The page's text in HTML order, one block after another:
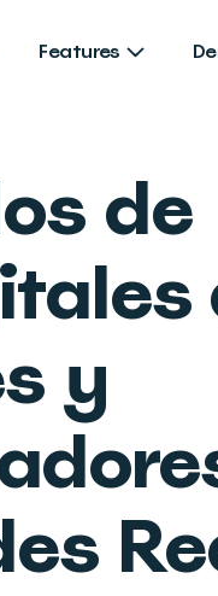
Features
de
y